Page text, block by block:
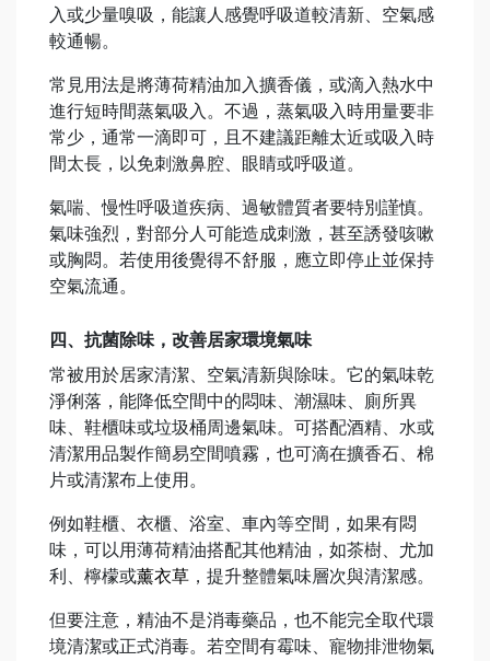
入或少量嗅吸，能讓人感覺呼吸道較清新、空氣感
較通暢。
常見用法是將薄荷精油加入擴香儀，或滴入熱水中
進行短時間蒸氣吸入。不過，蒸氣吸入時用量要非
常少，通常一滴即可，且不建議距離太近或吸入時
間太長，以免刺激鼻腔、眼睛或呼吸道。
氣喘、慢性呼吸道疾病、過敏體質者要特別謹慎。
氣味強烈，對部分人可能造成刺激，甚至誘發咳嗽
或胸悶。若使用後覺得不舒服，應立即停止並保持
空氣流通。
四、抗菌除味，改善居家環境氣味
常被用於居家清潔、空氣清新與除味。它的氣味乾
淨俐落，能降低空間中的悶味、潮濕味、廁所異
味、鞋櫃味或垃圾桶周邊氣味。可搭配酒精、水或
清潔用品製作簡易空間噴霧，也可滴在擴香石、棉
片或清潔布上使用。
例如鞋櫃、衣櫃、浴室、車內等空間，如果有悶
味，可以用薄荷精油搭配其他精油，如茶樹、尤加
利、檸檬或薰衣草 ，提升整體氣味層次與清潔感。
但要注意，精油不是消毒藥品，也不能完全取代環
境清潔或正式消毒。若空間有霉味、寵物排泄物氣